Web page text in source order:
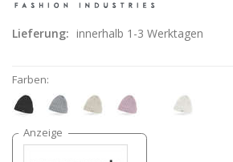
Lieferung: innerhalb 1-3 Werktagen
Farben: